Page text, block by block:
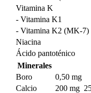
Vitamina K
- Vitamina K1
- Vitamina K2 (MK-7)
Niacina
Ácido pantoténico
Minerales
Boro
0,50 mg
Calcio
200 mg